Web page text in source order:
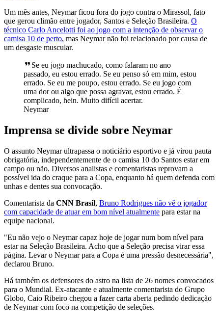
Um mês antes, Neymar ficou fora do jogo contra o Mirassol, fato
que gerou climão entre jogador, Santos e Seleção Brasileira. O
técnico Carlo Ancelotti foi ao jogo com a intenção de observar o
camisa 10 de perto, mas Neymar não foi relacionado por causa de
um desgaste muscular.
Se eu jogo machucado, como falaram no ano
passado, eu estou errado. Se eu penso só em mim, estou
errado. Se eu me poupo, estou errado. Se eu jogo com
uma dor ou algo que possa agravar, estou errado. É
complicado, hein. Muito difícil acertar.
Neymar
Imprensa se divide sobre Neymar
O assunto Neymar ultrapassa o noticiário esportivo e já virou pauta
obrigatória, independentemente de o camisa 10 do Santos estar em
campo ou não. Diversos analistas e comentaristas reprovam a
possível ida do craque para a Copa, enquanto há quem defenda com
unhas e dentes sua convocação.
Comentarista da CNN Brasil, Bruno Rodrigues não vê o jogador
com capacidade de atuar em bom nível atualmente para estar na
equipe nacional.
"Eu não vejo o Neymar capaz hoje de jogar num bom nível para
estar na Seleção Brasileira. Acho que a Seleção precisa virar essa
página. Levar o Neymar para a Copa é uma pressão desnecessária",
declarou Bruno.
Há também os defensores do astro na lista de 26 nomes convocados
para o Mundial. Ex-atacante e atualmente comentarista do Grupo
Globo, Caio Ribeiro chegou a fazer carta aberta pedindo dedicação
de Neymar com foco na competição de seleções.